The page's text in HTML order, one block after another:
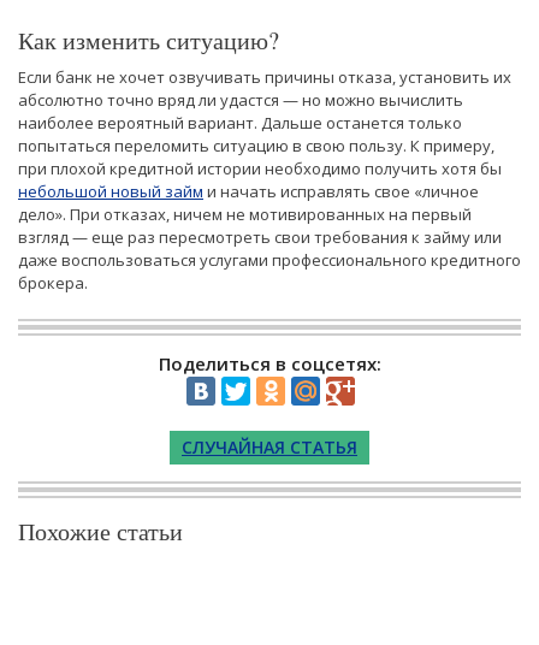
Как изменить ситуацию?
Если банк не хочет озвучивать причины отказа, установить их
абсолютно точно вряд ли удастся — но можно вычислить
наиболее вероятный вариант. Дальше останется только
попытаться переломить ситуацию в свою пользу. К примеру,
при плохой кредитной истории необходимо получить хотя бы
небольшой новый займ и начать исправлять свое «личное
дело». При отказах, ничем не мотивированных на первый
взгляд — еще раз пересмотреть свои требования к займу или
даже воспользоваться услугами профессионального кредитного
брокера.
Поделиться в соцсетях:
СЛУЧАЙНАЯ СТАТЬЯ
Похожие статьи